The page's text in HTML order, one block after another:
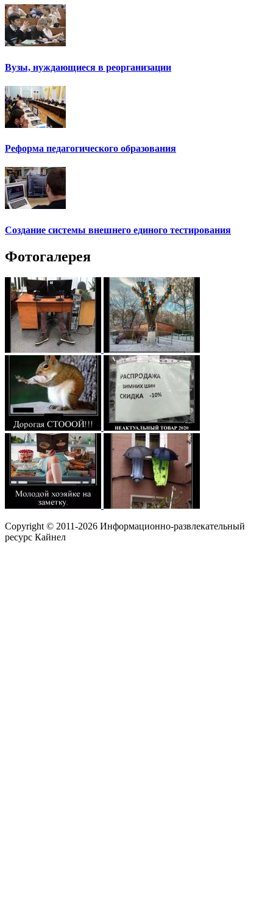
Вузы, нуждающиеся в реорганизации
Реформа педагогического образования
Создание системы внешнего единого тестирования
Фотогалерея
Copyright © 2011-2026 Информационно-развлекательный
ресурс Кайнел